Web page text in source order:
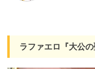
ラファエロ『大公の